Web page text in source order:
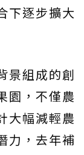
下逐步擴大
景組成的創
園，不僅農
大幅減輕農
力，去年補